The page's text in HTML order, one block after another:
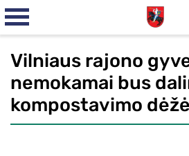
Vilniaus rajono
nemokamai bus
kompostavimo